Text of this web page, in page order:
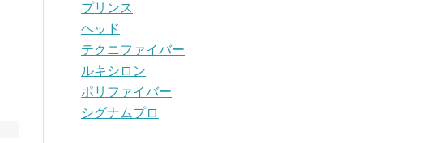
プリンス
ヘッド
テクニファイバー
ルキシロン
ポリファイバー
シグナムプロ